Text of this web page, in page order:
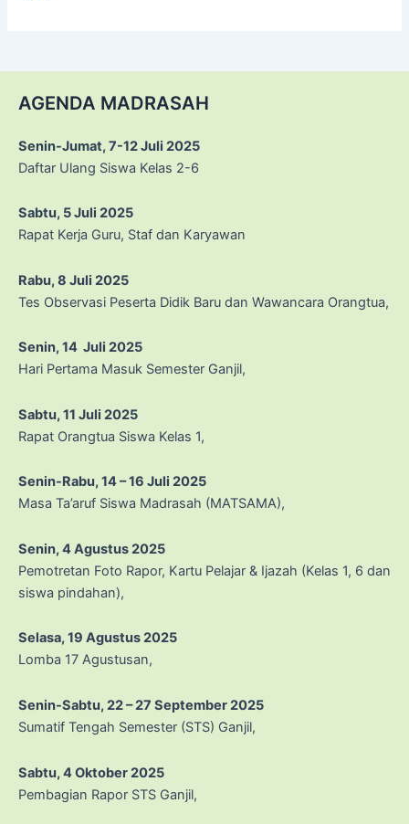
AGENDA MADRASAH
Senin-Jumat, 7-12 Juli 2025
Daftar Ulang Siswa Kelas 2-6
Sabtu, 5 Juli 2025
Rapat Kerja Guru, Staf dan Karyawan
Rabu, 8 Juli 2025
Tes Observasi Peserta Didik Baru dan Wawancara Orangtua,
Senin, 14 Juli 2025
Hari Pertama Masuk Semester Ganjil,
Sabtu, 11 Juli 2025
Rapat Orangtua Siswa Kelas 1,
Senin-Rabu, 14 – 16 Juli 2025
Masa Ta’aruf Siswa Madrasah (MATSAMA),
Senin, 4 Agustus 2025
Pemotretan Foto Rapor, Kartu Pelajar & Ijazah (Kelas 1, 6 dan
siswa pindahan),
Selasa, 19 Agustus 2025
Lomba 17 Agustusan,
Senin-Sabtu, 22 – 27 September2025
Sumatif Tengah Semester (STS) Ganjil,
Sabtu, 4 Oktober 2025
Pembagian Rapor STS Ganjil,